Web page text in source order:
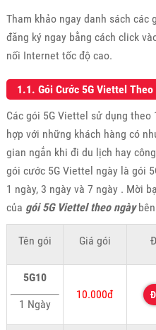
Tham khảo ngay danh sách
đăng ký ngay bằng cách click
nối Internet tốc độ cao.
1.1. Gói Cước 5G Viettel Theo
Các gói 5G Viettel sử dụng theo
hợp với những khách hàng có
gian ngắn khi đi du lịch hay
gói cước 5G Viettel ngày là gói
1 ngày, 3 ngày và 7 ngày . Mời
của gói 5G Viettel theo ngàybên
Tên gói Giá gói
5G10
1 Ngày
10.000đ